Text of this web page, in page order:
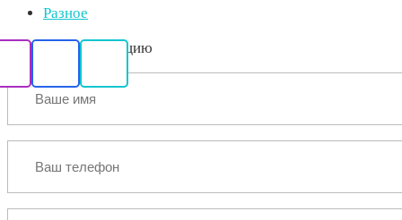
Разное
Забронировать акцию